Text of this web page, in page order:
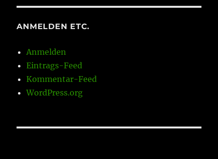
ANMELDEN ETC.
Anmelden
Eintrags-Feed
Kommentar-Feed
WordPress.org